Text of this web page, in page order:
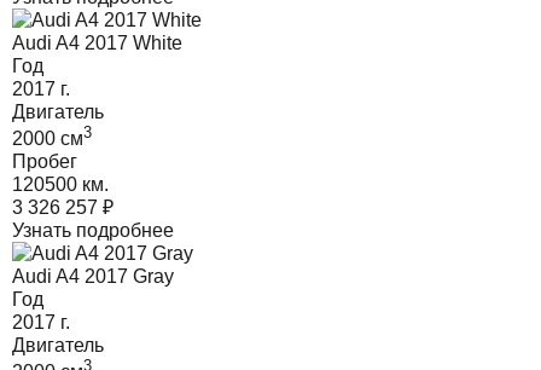
Audi A4 2017 White
Год
2017 г.
Двигатель
2000 cм3
Пробег
120500 км.
3 326 257 ₽
Узнать подробнее
Audi A4 2017 Gray
Год
2017 г.
Двигатель
3